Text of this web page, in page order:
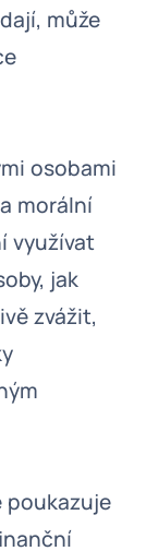
může
osobami
morální
využívat
jak
zvážit,
poukazuje